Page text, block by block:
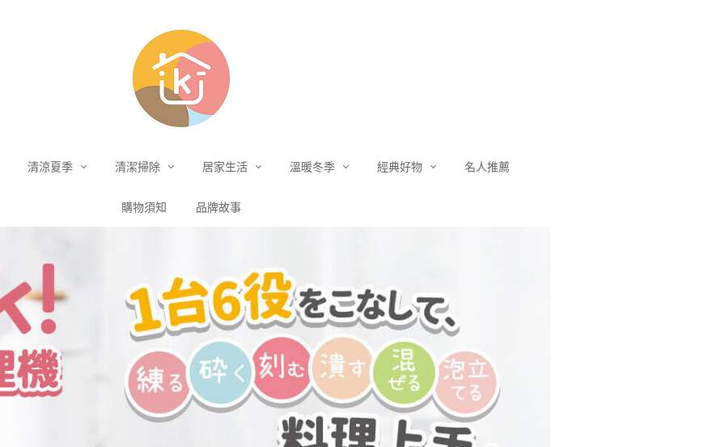
清涼夏季 清潔掃除 居家生活 溫暖冬季 經典好物 名人推薦
購物須知 品牌故事